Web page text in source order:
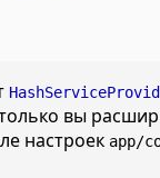
вы
настроек app/